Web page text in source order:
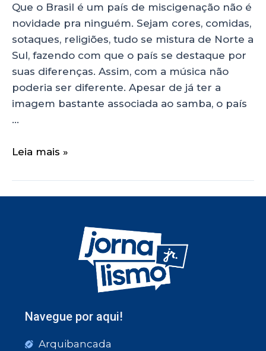
Que o Brasil é um país de miscigenação não é
novidade pra ninguém. Sejam cores, comidas,
sotaques, religiões, tudo se mistura de Norte a
Sul, fazendo com que o país se destaque por
suas diferenças. Assim, com a música não
poderia ser diferente. Apesar de já ter a
imagem bastante associada ao samba, o país
…
Leia mais »
Navegue por aqui!
Arquibancada